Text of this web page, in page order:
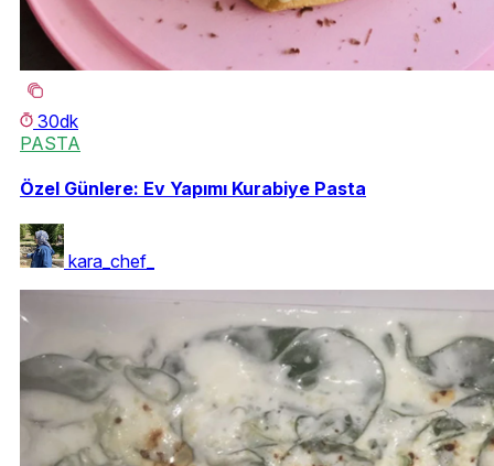
30dk
PASTA
Özel Günlere: Ev Yapımı Kurabiye Pasta
kara_chef_